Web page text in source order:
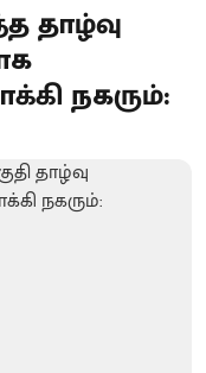
தாழ்வு
நகரும்: